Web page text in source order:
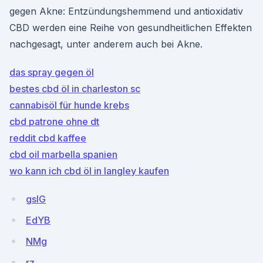
gegen Akne: Entzündungshemmend und antioxidativ
CBD werden eine Reihe von gesundheitlichen Effekten
nachgesagt, unter anderem auch bei Akne.
das spray gegen öl
bestes cbd öl in charleston sc
cannabisöl für hunde krebs
cbd patrone ohne dt
reddit cbd kaffee
cbd oil marbella spanien
wo kann ich cbd öl in langley kaufen
gslG
EdYB
NMg